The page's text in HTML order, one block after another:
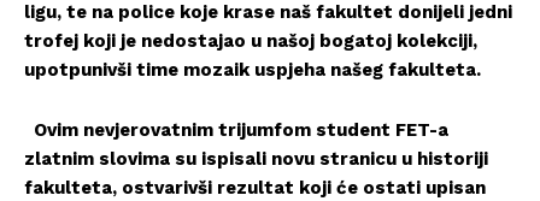
ligu, te na police koje krase naš fakultet donijeli jedni
trofej koji je nedostajao u našoj bogatoj kolekciji,
upotpunivši time mozaik uspjeha našeg fakulteta.
Ovim nevjerovatnim trijumfom student FET-a
zlatnim slovima su ispisali novu stranicu u historiji
fakulteta, ostvarivši rezultat koji će ostati upisan